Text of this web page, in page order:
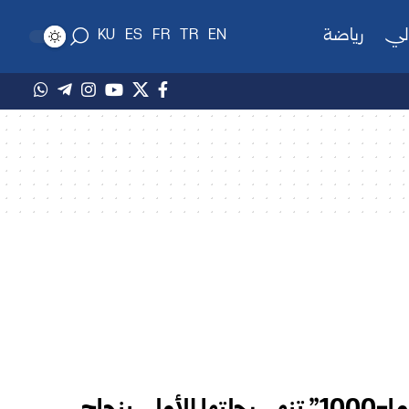
رياضة EN
TR
FR
ES
KU